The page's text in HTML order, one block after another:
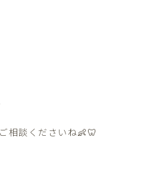
相談くださいね👶🦷